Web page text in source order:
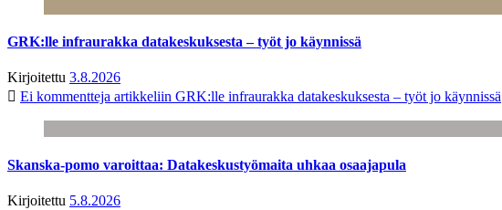
GRK:lle infraurakka datakeskuksesta – työt jo käynnissä
Kirjoitettu 3.8.2026
Ei kommentteja artikkeliin GRK:lle infraurakka datakeskuksesta – työt jo käynnissä
Skanska-pomo varoittaa: Datakeskustyömaita uhkaa osaajapula
Kirjoitettu 5.8.2026